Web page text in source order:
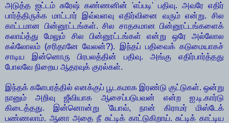
அடுத்த ஐட்டம் சுரேஷ் கண்ணனின் 'எப்படி' பதிவு. அவரே எதிர்
பார்த்திருக்க மாட்டார் இவ்வளவு எதிர்வினை வரும் என்று. சில
காட்டமான பின்னூட்டங்கள். சில சாதகமான பின்னூட்டங்களைக்
கலாய்த்து மேலும் சில பின்னூட்டங்கள் என்று ஒரே அல்லோல
கல்லோலம் (சரிதானே வேலன்?). இந்தப் பதிவைக் கடுமையாகச்
சாடிய இன்னொரு பிரபலத்தின் பதிவு. அங்கு எதிர்பார்த்தது
போலவே நிறைய ஆதரவுக் குரல்கள்.
இந்தக் களேபரத்தில் எனக்குப் பூடகமாக இரண்டு குட்டுகள். ஒன்று
நானும் அறிவு ஜீவியாக ஆசைப்படுபவன் என்ற ஐ.டி.கார்டு
கிடைத்தது. இன்னொன்று 'யோவ், நான் கிராமர் மிஸ்டேக்
பண்ணலாம். ஆனா அதை நீ சுட்டிக் காட்டுகிறாய். சுட்டிக் காட்டிய